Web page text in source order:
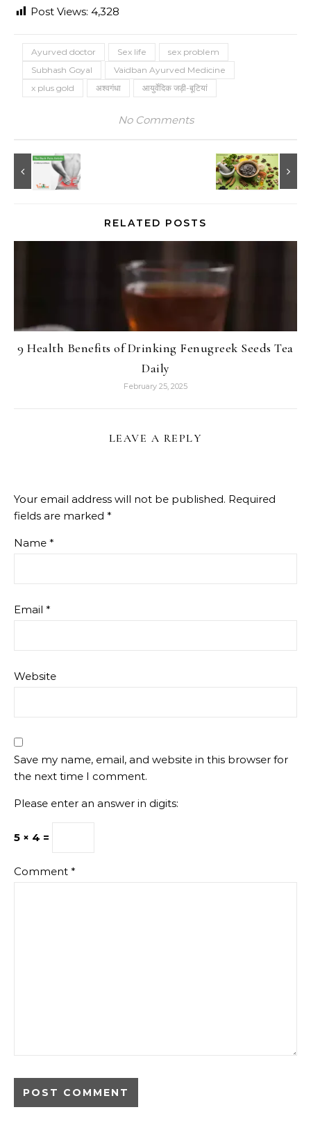
Post Views: 4,328
Ayurved doctor Sex life
sex problem
Subhash Goyal
Vaidban Ayurved Medicine
x plus gold
अश्वगंधा आयुर्वेदिक जड़ी-बूटियां
No Comments
RELATED POSTS
9 Health Benefits of Drinking Fenugreek Seeds Tea
Daily
February 25, 2025
LEAVE A REPLY
Your email address will not be published. Required
fields are marked *
Name *
Email *
Website
Save my name, email, and website in this browser for
the next time I comment.
Please enter an answer in digits:
5 × 4 =
Comment *